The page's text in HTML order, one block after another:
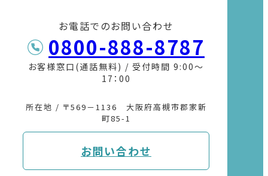
お電話でのお問い合わせ
0800-888-8787
お客様窓口(通話無料) / 受付時間 9:00〜
17：00
所在地 / 〒569－1136 大阪府高槻市郡家新
町85-1
お問い合わせ